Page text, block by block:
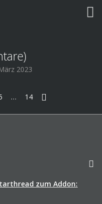
2023
… 14
zum Addon: